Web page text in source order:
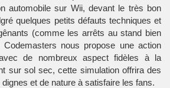
automobile sur Wii, devant le très bon
quelques petits défauts techniques et
(comme les arrêts au stand bien
nous propose une action
de nombreux aspect fidèles à la
sur sol sec, cette simulation offrira des
et de nature à satisfaire les fans.